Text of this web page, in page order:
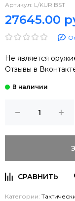
Артикул: L/KUR BST
27645.00
Не является
Отзывы в
Категории: